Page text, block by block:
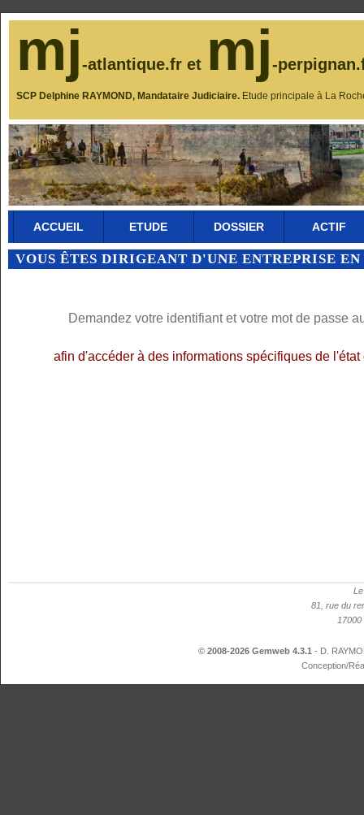
mj-atlantique.fr et mj-
SCP Delphine RAYMOND, Mandataire Judiciaire. Etude principale à La
ACCUEIL ETUDE DOSSIER ACTIF
VOUS ÊTES DIRIGEANT D'UNE ENTREPRISE
Demandez votre identifiant et votre mot de passe
afin d'accéder à des informations spécifiques de
81, rue du
17000
© 2008-2026 Gemweb 4.3.1 - D.
Conception/